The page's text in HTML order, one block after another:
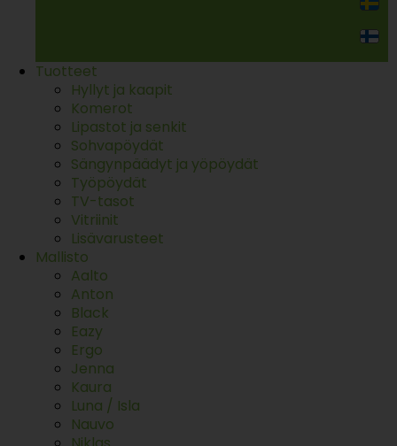
Tuotteet
Hyllyt ja kaapit
Komerot
Lipastot ja senkit
Sohvapöydät
Sängynpäädyt ja yöpöydät
Työpöydät
TV-tasot
Vitriinit
Lisävarusteet
Mallisto
Aalto
Anton
Black
Eazy
Ergo
Jenna
Kaura
Luna / Isla
Nauvo